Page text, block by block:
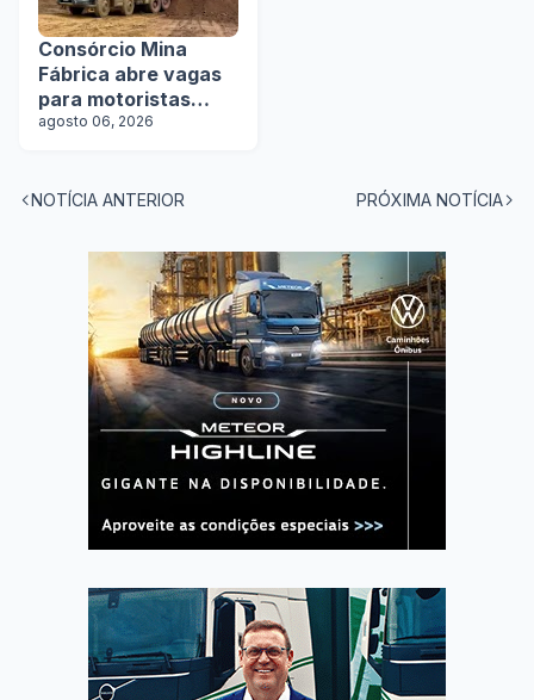
Consórcio Mina
Fábrica abre vagas
para motoristas
categoria D
agosto 06, 2026
NOTÍCIA ANTERIOR PRÓXIMA NOTÍCIA